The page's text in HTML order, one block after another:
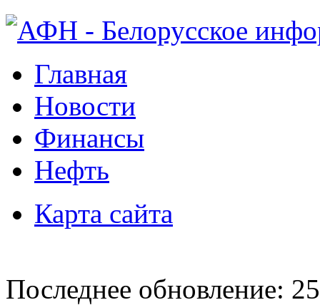
Главная
Новости
Финансы
Нефть
Карта сайта
Последнее обновление: